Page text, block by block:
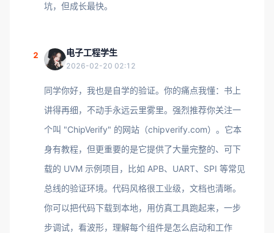
坑，但成长最快。
2 电子工程学生
2026-02-20 02:12
同学你好，我也是自学的验证。你的痛点我懂：书上
讲得再细，不动手永远云里雾里。强烈推荐你关注一
个叫 "ChipVerify" 的网站（chipverify.com）。它本
身有教程，但更重要的是它提供了大量完整的、可下
载的 UVM 示例项目，比如 APB、UART、SPI 等常见
总线的验证环境。代码风格很工业级，文档也清晰。
你可以把代码下载到本地，用仿真工具跑起来，一步
步调试，看波形，理解每个组件是怎么启动和工作